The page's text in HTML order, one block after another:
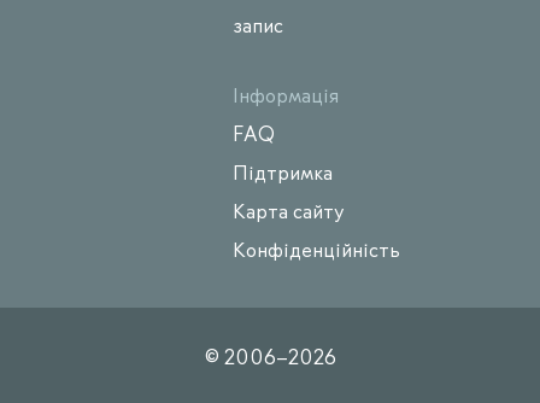
запис
Інформація
FAQ
Підтримка
Карта сайту
Конфіденційність
© 2006–2026